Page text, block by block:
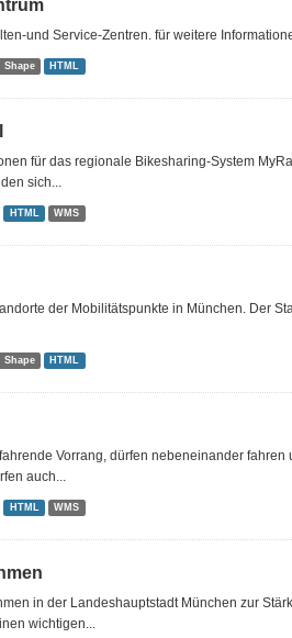
und Service-Zentren. für weitere
Shape HTML
für das regionale Bikesharing-System
sich...
HTML WMS
der Mobilitätspunkte in München. Der
Shape HTML
Vorrang, dürfen nebeneinander
auch...
HTML WMS
in der Landeshauptstadt München zur
wichtigen...